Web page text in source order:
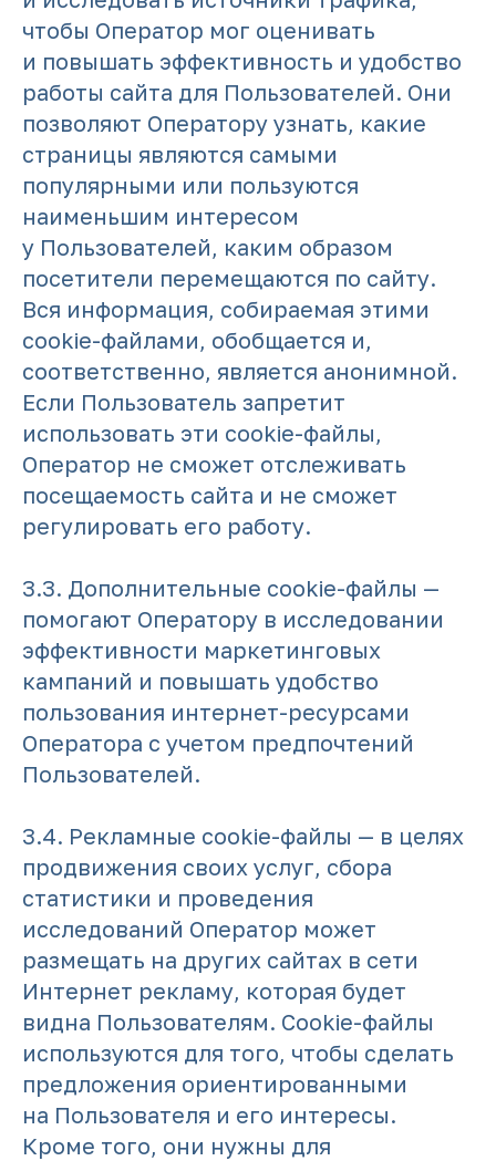
чтобы Оператор мог оценивать
и повышать эффективность и удобство
работы сайта для Пользователей. Они
позволяют Оператору узнать, какие
страницы являются самыми
популярными или пользуются
наименьшим интересом
у Пользователей, каким образом
посетители перемещаются по сайту.
Вся информация, собираемая этими
cookie-файлами, обобщается и,
соответственно, является анонимной.
Если Пользователь запретит
использовать эти cookie-файлы,
Оператор не сможет отслеживать
посещаемость сайта и не сможет
регулировать его работу.
3.3. Дополнительные cookie-файлы —
помогают Оператору в исследовании
эффективности маркетинговых
кампаний и повышать удобство
пользования интернет-ресурсами
Оператора с учетом предпочтений
Пользователей.
3.4. Рекламные cookie-файлы — в целях
продвижения своих услуг, сбора
статистики и проведения
исследований Оператор может
размещать на других сайтах в сети
Интернет рекламу, которая будет
видна Пользователям. Cookie-файлы
используются для того, чтобы сделать
предложения ориентированными
на Пользователя и его интересы.
Кроме того, они нужны для